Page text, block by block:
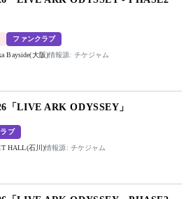
ファンクラブ
Bayside(大阪)情報源: チケジャム
「LIVE ARK ODYSSEY」
ブ
HALL(石川)情報源: チケジャム